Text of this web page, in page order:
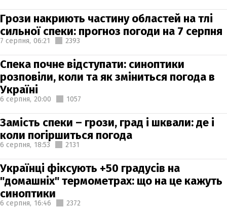
Грози накриють частину областей на тлі
сильної спеки: прогноз погоди на 7 серпня
7 серпня, 06:21 2393
Спека почне відступати: синоптики
розповіли, коли та як зміниться погода в
Україні
6 серпня, 20:00 1057
Замість спеки – грози, град і шквали: де і
коли погіршиться погода
6 серпня, 18:53 2131
Українці фіксують +50 градусів на
"домашніх" термометрах: що на це кажуть
синоптики
6 серпня, 16:46 2372